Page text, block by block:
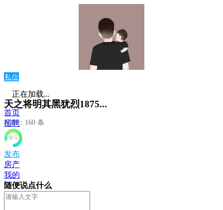
私信
天之将明其黑犹烈1875...
发布：160 条
正在加载...
首页
招聘
发布
房产
我的
随便说点什么